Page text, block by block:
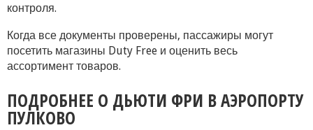
контроля.
Когда все документы проверены, пассажиры могут
посетить магазины Duty Free и оценить весь
ассортимент товаров.
ПОДРОБНЕЕ О ДЬЮТИ ФРИ В АЭРОПОРТУ
ПУЛКОВО